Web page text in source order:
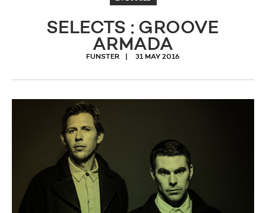
SELECTS : GROOVE
ARMADA
FUNSTER 31 MAY 2016